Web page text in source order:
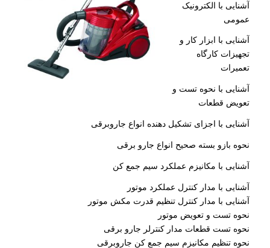
آشنایی با الکترونیک
عمومی
آشنایی با ابزار کار و
تجهیزات کارگاه
تعمیرات
آشنایی با نحوه تست و
تعویض قطعات
آشنایی با اجزای تشکیل دهنده انواع جاروبرقی
نحوه بازو بسته صحیح انواع جارو برقی
آشنایی با مکانیزم عملکرد سیم جمع کن
آشنایی با مدار کنترل عملکرد موتور
آشنایی با مدار کنترل تنظیم قدرت مکش موتور
نحوه تست و تعویض موتور
نحوه تست قطعات مدار کنترلر جارو برقی
نحوه تنظیم مکانیزم سیم جمع کن جاروبرقی